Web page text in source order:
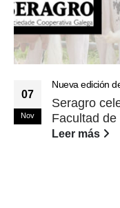
07
Nov
Nueva edición
Seragro
Facultad
Leer más